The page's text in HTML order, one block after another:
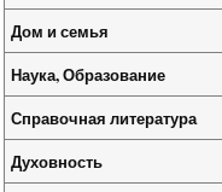
Дом и семья
Наука, Образование
Справочная литература
Духовность